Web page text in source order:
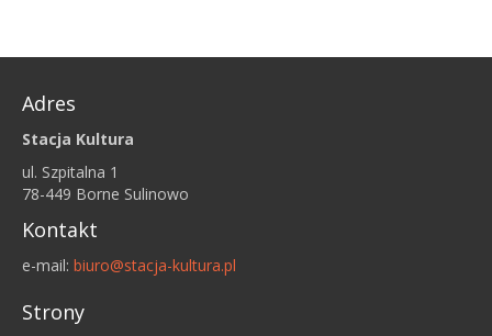
Adres
Stacja Kultura
ul. Szpitalna 1
78-449 Borne Sulinowo
Kontakt
e-mail: biuro@stacja-kultura.pl
Strony